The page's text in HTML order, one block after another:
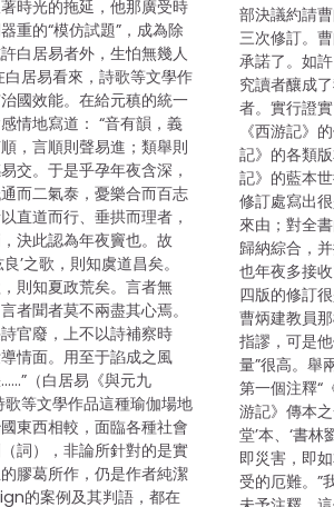
時光的拖延，他那廣受時
重的“模仿試題”，成為除
白居易者外，生怕無幾人
居易看來，詩歌等文學作
國效能。在給元稹的統一
情地寫道： “音有韻，義
，言順則聲易進；類舉則
交。于是乎孕年夜含深，
而二氣泰，憂樂合而百志
直道而行、垂拱而理者，
決此認為年夜竇也。故
’之歌，則知虞道昌矣。
則知夏政荒矣。言者無
者聞者莫不兩盡其心焉。
官廢，上不以詩補察時
情面。用至于諂成之風
（白居易《與元九
等文學作品這種瑜伽場地
東西相較，面臨各種社會
詞），非論所針對的是實
膠葛所作，仍是作者純潔
的案例及其判語，都在
部決議約請
三次修訂。
承諾了。如
究讀者釀成
者。實行證
《西游記》
記》的各類
記》的藍本
修訂處寫出
來由；對全
歸納綜合，
也年夜多接
四版的修訂
曹炳建教員
指謬，可是
量”很高。舉
第一個注釋“
游記》傳本
堂’本、‘書
即災害，即
受的厄難。”